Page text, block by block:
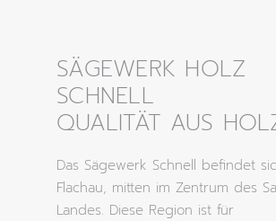
SÄGEWERK HOLZ
SCHNELL
QUALITÄT AUS
Das Sägewerk Schnell befindet
Flachau, mitten im Zentrum des
Landes. Diese Region ist für